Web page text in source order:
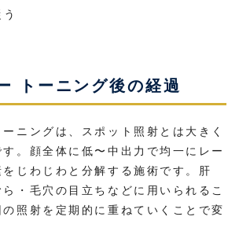
トーニング後の経過
ニングは、スポット照射とは大きく
。顔全体に低〜中出力で均一にレー
じわじわと分解する施術です。肝
・毛穴の目立ちなどに用いられるこ
照射を定期的に重ねていくことで変